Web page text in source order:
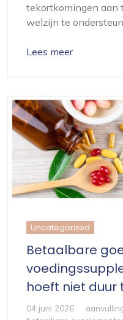
tekortkomingen aan
welzijn te
Lees meer
Uncategorized
Betaalbare
hoeft niet duur
04 juni 2026